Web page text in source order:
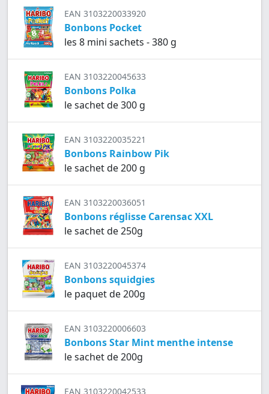
EAN 3103220033920
Bonbons Pocket
les 8 mini sachets - 380 g
EAN 3103220045633
Bonbons Polka
le sachet de 300 g
EAN 3103220035221
Bonbons Rainbow Pik
le sachet de 200 g
EAN 3103220036051
Bonbons réglisse Carensac XXL
le sachet de 250g
EAN 3103220045374
Bonbons squidgies
le paquet de 200g
EAN 3103220006603
Bonbons Star Mint menthe intense
le sachet de 200g
EAN 3103220042533